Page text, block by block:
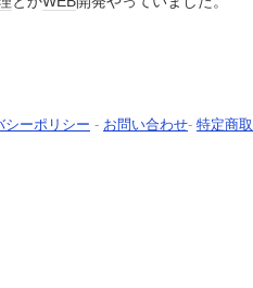
シーポリシー - お問い合わせ- 特定商